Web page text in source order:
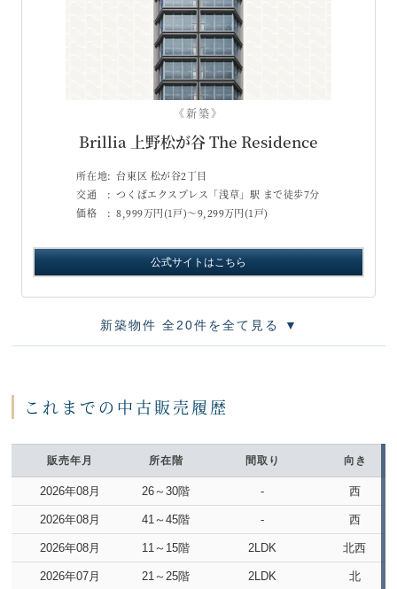
《新築》
Brillia 上野松が谷 The Residence
所在地: 台東区 松が谷2丁目
交通 : つくばエクスプレス「浅草」駅 まで徒歩7分
価格 : 8,999万円(1戸)～9,299万円(1戸)
公式サイトはこちら
新築物件 全20件を全て見る ▼
これまでの中古販売履歴
販売年月 所在階 間取り 向き
2026年08月 26～30階 - 西
2026年08月 41～45階 - 西
2026年08月 11～15階 2LDK 北西
2026年07月 21～25階 2LDK 北